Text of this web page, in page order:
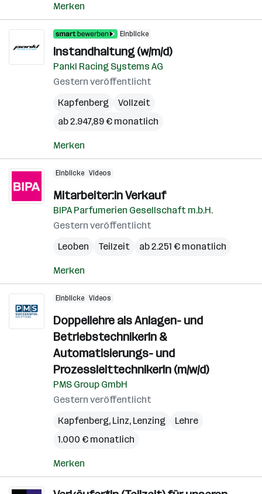
Merken
Einblicke
Instandhaltung (w/m/d)
Pankl Racing Systems AG
Gestern veröffentlicht
Kapfenberg
Vollzeit
ab 2.947,89 € monatlich
Merken
Einblicke Videos
Mitarbeiter:in Verkauf
BIPA Parfumerien Gesellschaft m.b.H.
Gestern veröffentlicht
Leoben
Teilzeit ab 2.251 € monatlich
Merken
Einblicke Videos
Doppellehre als Anlagen- und
BetriebstechnikerIn &
Automatisierungs- und
ProzessleittechnikerIn (m/w/d)
PMS Group GmbH
Gestern veröffentlicht
Kapfenberg, Linz, Lenzing
Lehre
1.000 € monatlich
Merken